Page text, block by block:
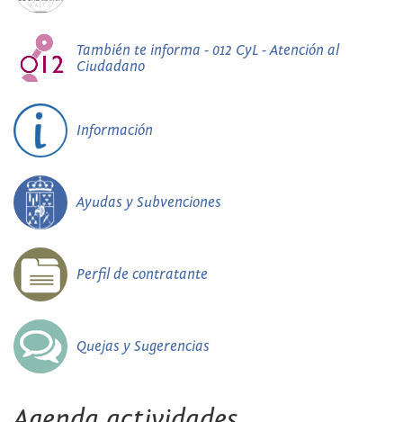
También te informa - 012 CyL - Atención al
Ciudadano
Información
Ayudas y Subvenciones
Perfil de contratante
Quejas y Sugerencias